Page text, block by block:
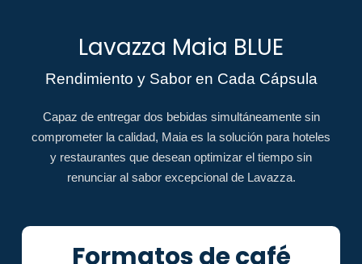
Lavazza Maia BLUE
Rendimiento y Sabor en Cada Cápsula
Capaz de entregar dos bebidas simultáneamente sin
comprometer la calidad, Maia es la solución para hoteles
y restaurantes que desean optimizar el tiempo sin
renunciar al sabor excepcional de Lavazza.
Formatos de café